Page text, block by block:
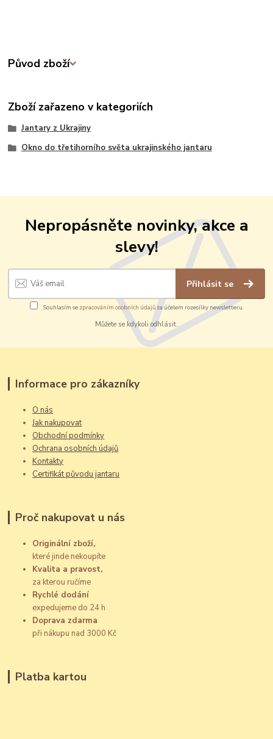
Původ zboží
Zboží zařazeno v kategoriích
Jantary z Ukrajiny
Okno do třetihorního světa ukrajinského jantaru
Nepropásněte novinky, akce a
slevy!
Přihlásit se
Souhlasím se zpracováním osobních údajůza účelem rozesílky newsletteru.
Můžete se kdykoli odhlásit.
Informace pro zákazníky
O nás
Jak nakupovat
Obchodní podmínky
Ochrana osobních údajů
Kontakty
Certifikát původu jantaru
Proč nakupovat u nás
Originální zboží,
které jinde nekoupíte
Kvalita a pravost,
za kterou ručíme
Rychlé dodání
expedujeme do 24 h
Doprava zdarma
při nákupu nad 3000 Kč
Platba kartou